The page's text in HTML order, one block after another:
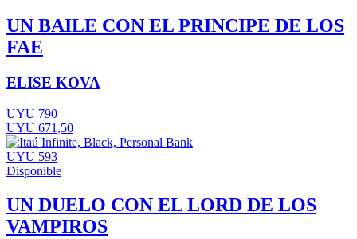
UN BAILE CON EL PRINCIPE DE LOS
FAE
ELISE KOVA
UYU 790
UYU 671,50
UYU 593
Disponible
UN DUELO CON EL LORD DE LOS
VAMPIROS